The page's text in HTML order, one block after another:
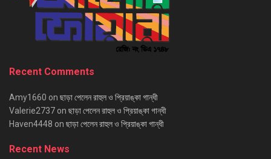
Recent Comments
Amy1660 on ছাড়া পেলেন রাহুল ও প্রিয়াঙ্কা গান্ধী
Valerie2737 on ছাড়া পেলেন রাহুল ও প্রিয়াঙ্কা গান্ধী
Haven4448 on ছাড়া পেলেন রাহুল ও প্রিয়াঙ্কা গান্ধী
Recent News